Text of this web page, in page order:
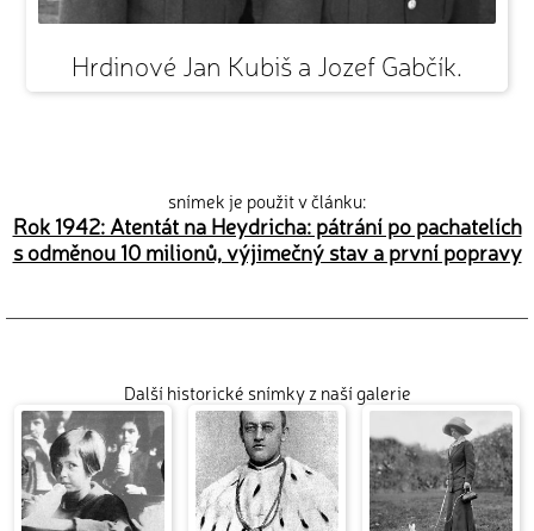
Hrdinové Jan Kubiš a Jozef Gabčík.
snímek je použit v článku:
Rok 1942: Atentát na Heydricha: pátrání po pachatelích
s odměnou 10 milionů, výjimečný stav a první popravy
Další historické snímky z naší galerie